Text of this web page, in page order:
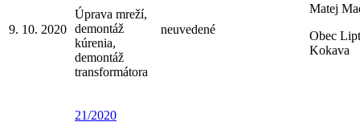
9. 10. 2020
Úprava mreží,
demontáž
kúrenia,
demontáž
transformátora
neuvedené
Matej
Obec
Kokava
21/2020